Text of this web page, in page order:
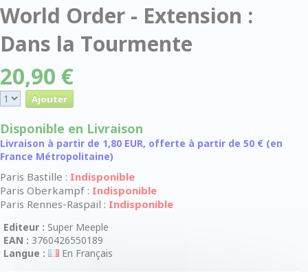
World Order - Extension :
Dans la Tourmente
20,90 €
Disponible en Livraison
Livraison à partir de 1,80 EUR, offerte à partir de 50 € (en
France Métropolitaine)
Paris Bastille : Indisponible
Paris Oberkampf : Indisponible
Paris Rennes-Raspail : Indisponible
Editeur : Super Meeple
EAN : 3760426550189
Langue :
En Français